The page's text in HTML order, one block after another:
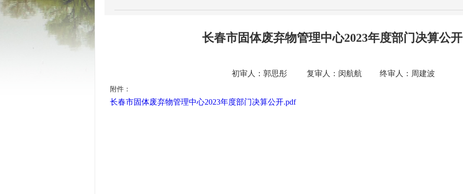
长春市固体废弃物管理中心2023年度部门决算公开
初审人：郭思彤 复审人：闵航航 终审人：周建波
附件：
长春市固体废弃物管理中心2023年度部门决算公开.pdf